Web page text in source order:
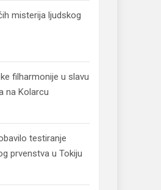
misterija ljudskog
filharmonije u slavu
na Kolarcu
testiranje
prvenstva u Tokiju